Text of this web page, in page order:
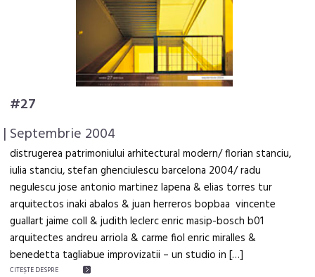
#27
| Septembrie 2004
distrugerea patrimoniului arhitectural modern/ florian stanciu,
iulia stanciu, stefan ghenciulescu barcelona 2004/ radu
negulescu jose antonio martinez lapena & elias torres tur
arquitectos inaki abalos & juan herreros bopbaa vincente
guallart jaime coll & judith leclerc enric masip-bosch b01
arquitectes andreu arriola & carme fiol enric miralles &
benedetta tagliabue improvizatii – un studio in […]
CITEŞTE DESPRE